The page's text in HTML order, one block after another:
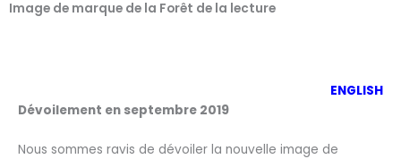
Image de marque de la Forêt de la lecture​
ENGLISH
Dévoilement en septembre 2019
Nous sommes ravis de dévoiler la nouvelle image de